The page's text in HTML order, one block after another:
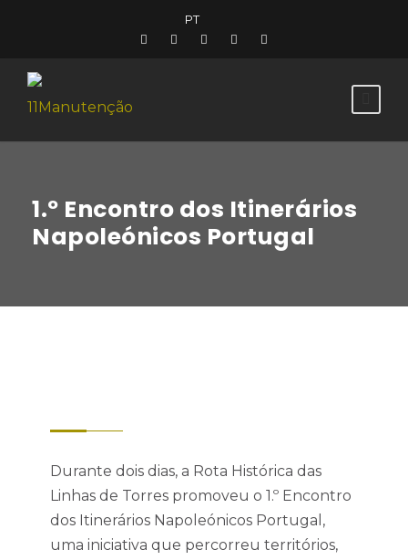
PT
1.º Encontro dos Itinerários
Napoleónicos Portugal
Durante dois dias, a Rota Histórica das
Linhas de Torres promoveu o 1.º Encontro
dos Itinerários Napoleónicos Portugal,
uma iniciativa que percorreu territórios,